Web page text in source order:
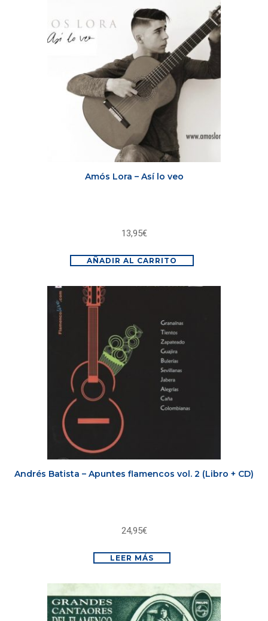
Amós Lora – Así lo veo
13,95€
AÑADIR AL CARRITO
Andrés Batista – Apuntes flamencos vol. 2 (Libro + CD)
24,95€
LEER MÁS